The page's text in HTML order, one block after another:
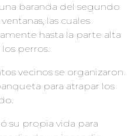
baranda del segundo
las cuales
hasta la parte alta
perros.
vecinos se organizaron
para atrapar los
su propia vida para